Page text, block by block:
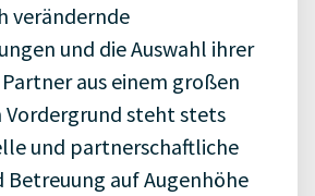
verändernde
und die Auswahl ihrer
aus einem großen
Vordergrund steht stets
und partnerschaftliche
Betreuung auf Augenhöhe